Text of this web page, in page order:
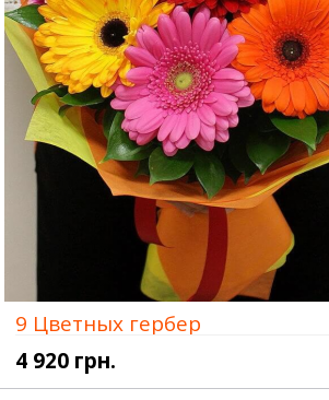
9 Цветных гербер
4 920 грн.